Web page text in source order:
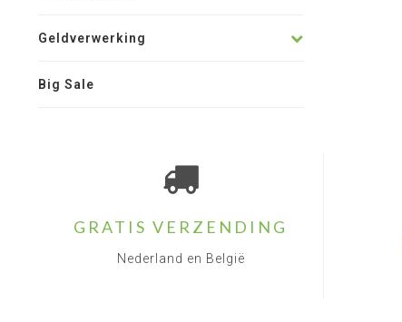
Geldverwerking
Big Sale
GRATIS VERZENDING
Nederland en België